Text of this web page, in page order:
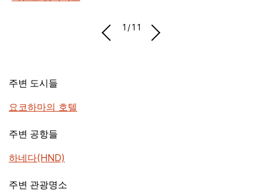
1/11
주변 도시들
요코하마의 호텔
주변 공항들
하네다(HND)
주변 관광명소